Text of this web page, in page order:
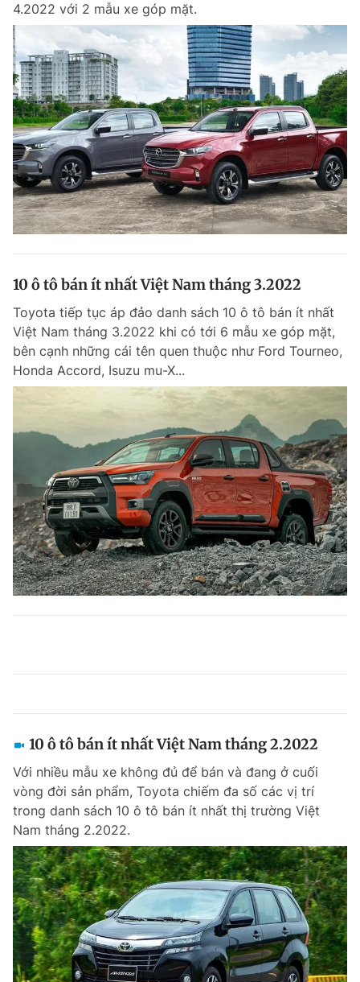
4.2022 với 2 mẫu xe góp mặt.
10 ô tô bán ít nhất Việt Nam tháng 3.2022
Toyota tiếp tục áp đảo danh sách 10 ô tô bán ít nhất
Việt Nam tháng 3.2022 khi có tới 6 mẫu xe góp mặt,
bên cạnh những cái tên quen thuộc như Ford Tourneo,
Honda Accord, Isuzu mu-X...
10 ô tô bán ít nhất Việt Nam tháng 2.2022
Với nhiều mẫu xe không đủ để bán và đang ở cuối
vòng đời sản phẩm, Toyota chiếm đa số các vị trí
trong danh sách 10 ô tô bán ít nhất thị trường Việt
Nam tháng 2.2022.